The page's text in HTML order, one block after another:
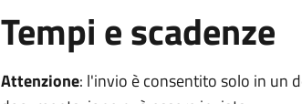
Tempi e scadenze
Attenzione: l'invio è consentito solo in un